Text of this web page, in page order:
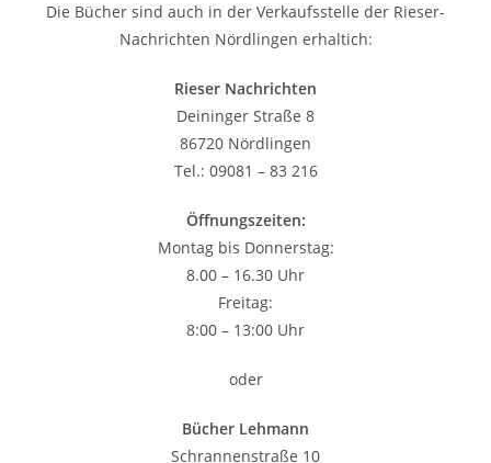
Die Bücher sind auch in der Verkaufsstelle der Rieser-
Nachrichten Nördlingen erhaltich:
Rieser Nachrichten
Deininger Straße 8
86720 Nördlingen
Tel.: 09081 – 83 216
Öffnungszeiten:
Montag bis Donnerstag:
8.00 – 16.30 Uhr
Freitag:
8:00 – 13:00 Uhr
oder
Bücher Lehmann
Schrannenstraße 10